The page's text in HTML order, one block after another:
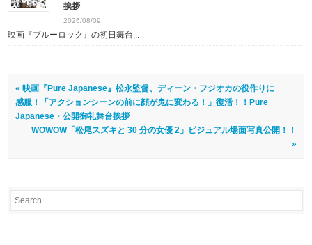
挨拶
2026/08/09
映画『ブルーロック』の初日舞台...
« 映画『Pure Japanese』松永監督、ディーン・フジオカの役作りに
感服！「アクションシーンの前に顔が鬼に変わる！」復活！！Pure
Japanese・公開御礼舞台挨拶
WOWOW「松尾スズキと 30 分の女優 2」ビジュアル場面写真公開！！
»